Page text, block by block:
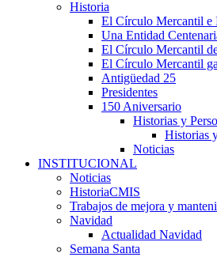
Historia
El Círculo Mercantil e
Una Entidad
El Círculo Mercantil
El Círculo Mercantil
Antigüedad 25
Presidentes
150 Aniversario
Historias y
Historias
Noticias
INSTITUCIONAL
Noticias
HistoriaCMIS
Trabajos de mejora y
Navidad
Actualidad Navidad
Semana Santa